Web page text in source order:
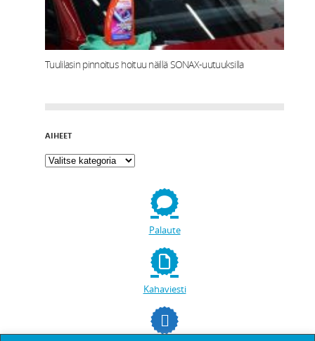
Tuulilasin pinnoitus hoituu näillä SONAX-uutuuksilla
AIHEET
Palaute
Kahaviesti